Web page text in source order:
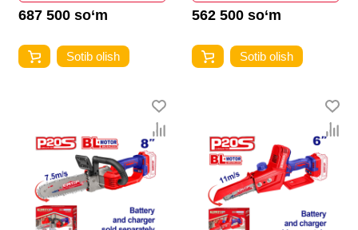
687 500 so‘m
Sotib olish
562 500 so‘m
Sotib olish